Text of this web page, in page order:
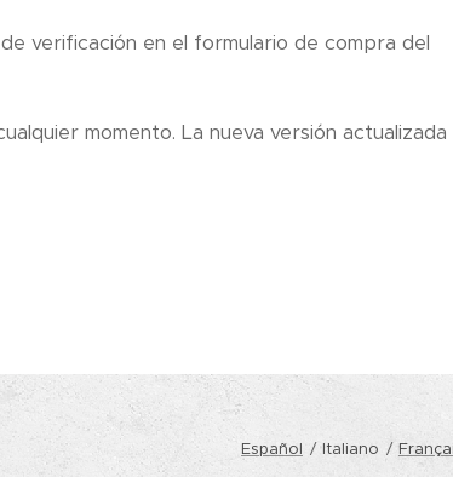
verificación en el formulario de compra del
momento. La nueva versión actualizada
Español
Italiano